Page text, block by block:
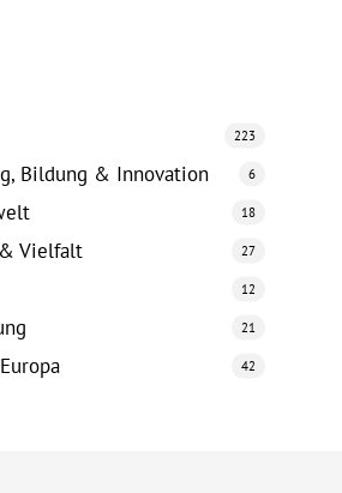
223
Bildung & Innovation 6
18
Vielfalt 27
12
21
42